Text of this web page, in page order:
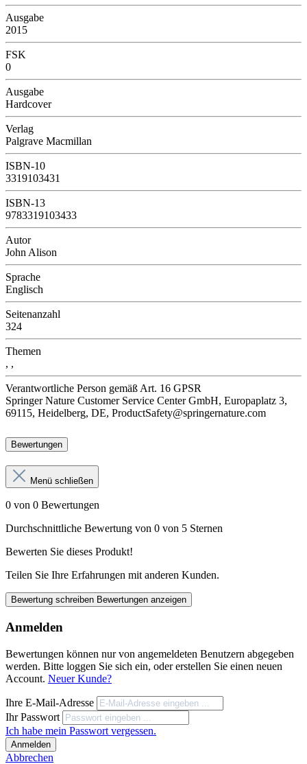
Ausgabe
2015
FSK
0
Ausgabe
Hardcover
Verlag
Palgrave Macmillan
ISBN-10
3319103431
ISBN-13
9783319103433
Autor
John Alison
Sprache
Englisch
Seitenanzahl
324
Themen
, ,
Verantwortliche Person gemäß Art. 16 GPSR
Springer Nature Customer Service Center GmbH, Europaplatz 3,
69115, Heidelberg, DE, ProductSafety@springernature.com
Bewertungen
Menü schließen
0 von 0 Bewertungen
Durchschnittliche Bewertung von 0 von 5 Sternen
Bewerten Sie dieses Produkt!
Teilen Sie Ihre Erfahrungen mit anderen Kunden.
Bewertung schreiben Bewertungen anzeigen
Anmelden
Bewertungen können nur von angemeldeten Benutzern abgegeben
werden. Bitte loggen Sie sich ein, oder erstellen Sie einen neuen
Account. Neuer Kunde?
Ihre E-Mail-Adresse
Ihr Passwort
Ich habe mein Passwort vergessen.
Anmelden
Abbrechen